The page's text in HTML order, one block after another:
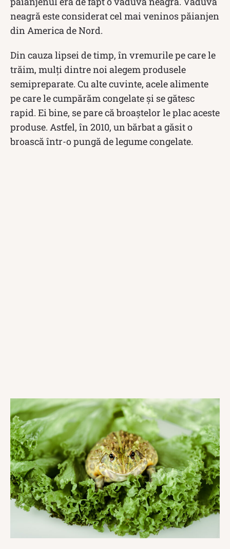
neagră este considerat cel mai veninos păianjen
din America de Nord.
Din cauza lipsei de timp, în vremurile pe care le
trăim, mulți dintre noi alegem produsele
semipreparate. Cu alte cuvinte, acele alimente
pe care le cumpărăm congelate și se gătesc
rapid. Ei bine, se pare că broaștelor le plac aceste
produse. Astfel, în 2010, un bărbat a găsit o
broască într-o pungă de legume congelate.